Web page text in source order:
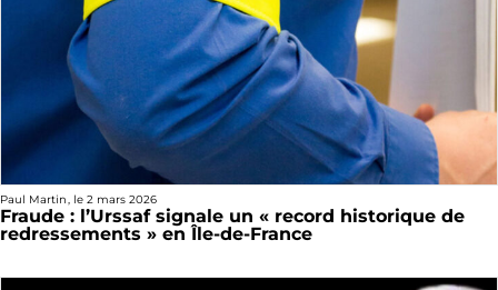
Paul Martin, le 2 mars 2026
Fraude : l’Urssaf signale un « record historique de
redressements » en Île-de-France